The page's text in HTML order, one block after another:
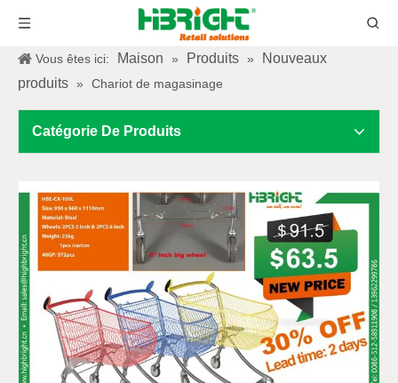
Vous êtes ici: Maison » Produits »
Nouveaux
produits » Chariot de magasinage
Catégorie De Produits